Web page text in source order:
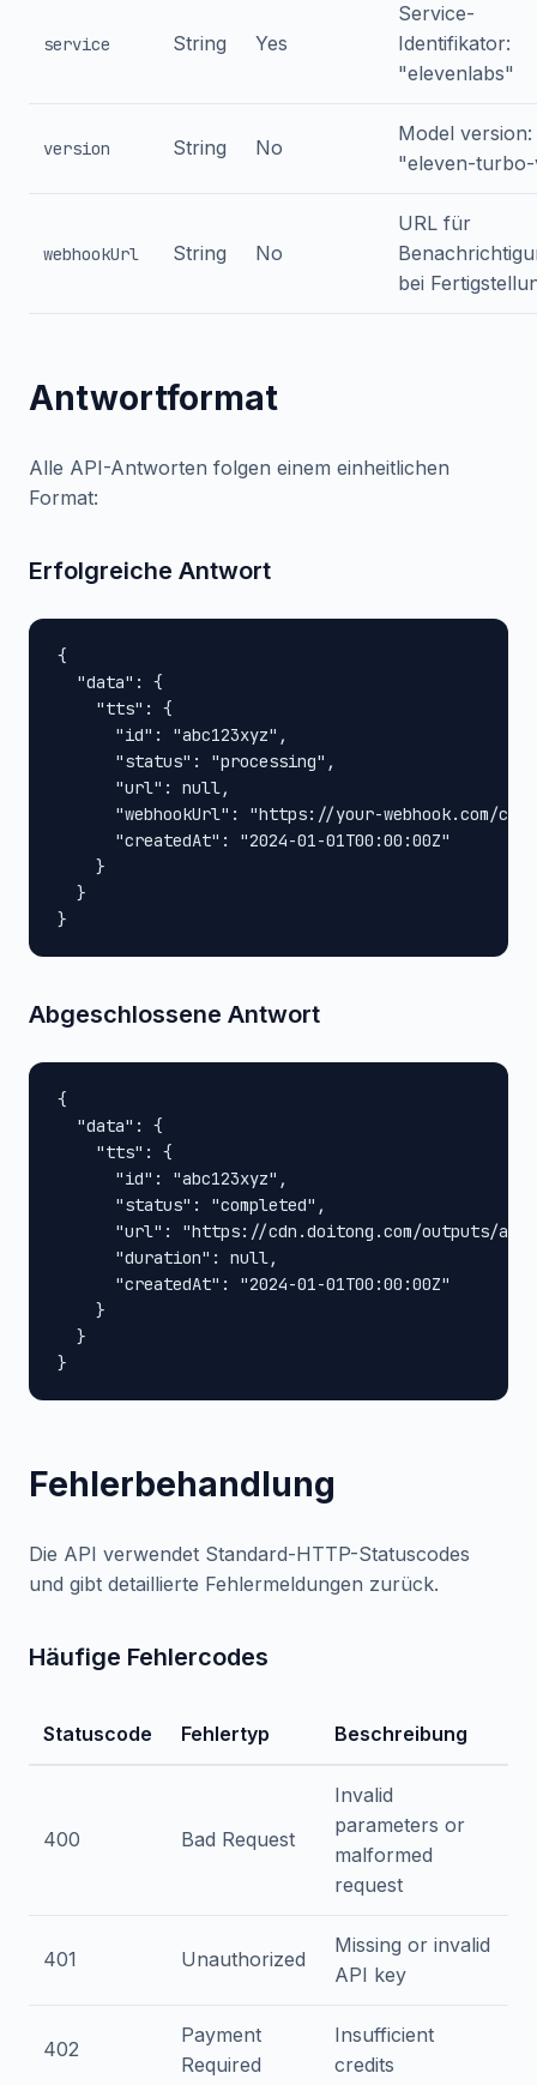
service String Yes
Service-
Identifikator:
"elevenlabs"
version String No
Model version:
"eleven-
webhookUrl String No
URL für
bei
Antwortformat
Alle API-Antworten folgen einem einheitlichen
Format:
Erfolgreiche Antwort
{
  "data": {
    "tts": {
      "id": "abc123xyz",
      "status": "processing",
      "url": null,
"webhookUrl": "https://your-webhook.com/
      "createdAt": "2024-01-01T00:00:00Z"
    }
  }
}
Abgeschlossene Antwort
{
  "data": {
    "tts": {
      "id": "abc123xyz",
      "status": "completed",
"url": "https://cdn.doitong.com/outputs/
      "duration": null,
      "createdAt": "2024-01-01T00:00:00Z"
    }
  }
}
Fehlerbehandlung
Die API verwendet Standard-HTTP-Statuscodes
und gibt detaillierte Fehlermeldungen zurück.
Häufige Fehlercodes
Statuscode Fehlertyp Beschreibung
400 Bad Request
Invalid
parameters or
malformed
request
401 Unauthorized
Missing or invalid
API key
402
Payment
Required
Insufficient
credits